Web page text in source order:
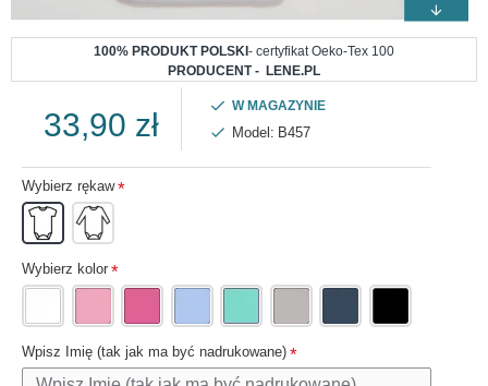
100% PRODUKT POLSKI - certyfikat Oeko-Tex 100
PRODUCENT - LENE.PL
33,90 zł
W MAGAZYNIE
Model: B457
Wybierz rękaw
Wybierz kolor
Wpisz Imię (tak jak ma być nadrukowane)